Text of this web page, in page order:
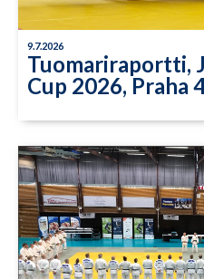
9.7.2026
Tuomariraportti,
Cup 2026, Praha